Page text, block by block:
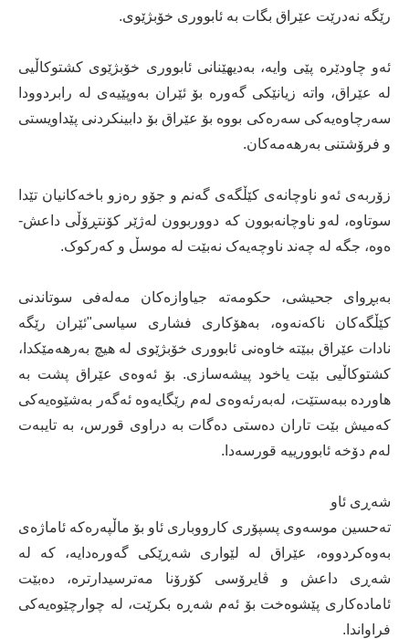
رێگە نەدرێت عێراق بگات بە ئابووری خۆبژێوی.
ئەو چاودێرە پێی وایە، بەدیهێنانی ئابووری خۆبژێوی کشتوکاڵیی
لە عێراق، واتە زیانێکی گەورە بۆ ئێران بەوپێیەی لە رابردوودا
سەرچاوەیەکی سەرەکی بووە بۆ عێراق بۆ دابینکردنی پێداویستی
و فرۆشتنی بەرهەمەکان.
زۆربەی ئەو ناوچانەی کێڵگەی گەنم و جۆو رەزو باخەکانیان تێدا
سوتاوە، لەو ناوچانەبوون کە دووربوون لەژێر کۆنتڕۆڵی داعش-
ەوە، جگە لە چەند ناوچەیەک نەبێت لە موسڵ و کەرکوک.
بەبڕوای جحیشی، حکومەتە جیاوازەکان مەلەفی سوتاندنی
کێڵگەکان ناکەنەوە، بەهۆکاری فشاری سیاسی"ئێران رێگە
نادات عێراق ببێتە خاوەنی ئابووری خۆبژێوی لە هیچ بەرهەمێکدا،
کشتوکاڵیی بێت یاخود پیشەسازی. بۆ ئەوەی عێراق پشت بە
هاوردە ببەستێت، لەبەرئەوەی لەم رێگایەوە ئەگەر بەشێوەیەکی
کەمیش بێت تاران دەستی دەگات بە دراوی قورس، بە تایبەت
لەم دۆخە ئابوورییە قورسەدا.
شەڕی ئاو
تەحسین موسەوی پسپۆری کارووباری ئاو بۆ ماڵپەرەکە ئاماژەی
بەوەکردووە، عێراق لە لێواری شەڕێکی گەورەدایە، کە لە
شەڕی داعش و ڤایرۆسی کۆرۆنا مەترسیدارترە، دەبێت
ئامادەکاری پێشوەخت بۆ ئەم شەڕە بکرێت، لە چوارچێوەیەکی
فراواندا.